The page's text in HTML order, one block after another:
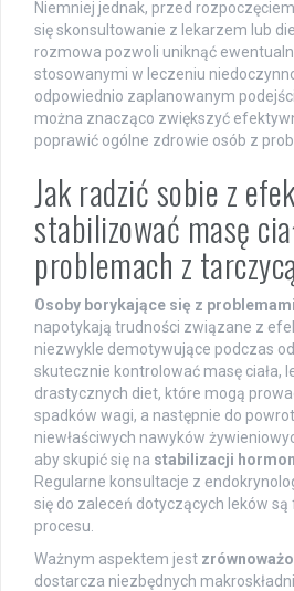
Niemniej jednak, przed rozpoczęciem
się skonsultowanie z lekarzem lub
rozmowa pozwoli uniknąć
stosowanymi w leczeniu
odpowiednio zaplanowanym
można znacząco zwiększyć
poprawić ogólne zdrowie osób z
Jak radzić sobie z
stabilizować masę
problemach z
Osoby borykające się z
napotykają trudności związane z
niezwykle demotywujące podczas
skutecznie kontrolować masę ciała,
drastycznych diet, które mogą
spadków wagi, a następnie do
niewłaściwych nawyków
aby skupić się na stabilizacji
Regularne konsultacje z
się do zaleceń dotyczących leków
procesu.
Ważnym aspektem jest
dostarcza niezbędnych